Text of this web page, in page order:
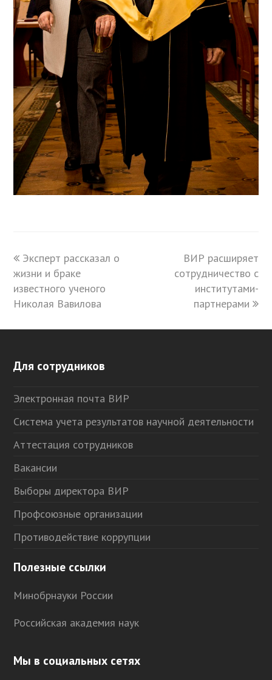
previous
post:
Эксперт рассказал о
жизни и браке
известного ученого
Николая Вавилова
next
post:
ВИР расширяет
сотрудничество с
институтами-
партнерами
Для сотрудников
Электронная почта ВИР
Система учета результатов научной деятельности
Аттестация сотрудников
Вакансии
Выборы директора ВИР
Профсоюзные организации
Противодействие коррупции
Полезные ссылки
Минобрнауки России
Российская академия наук
Мы в социальных сетях